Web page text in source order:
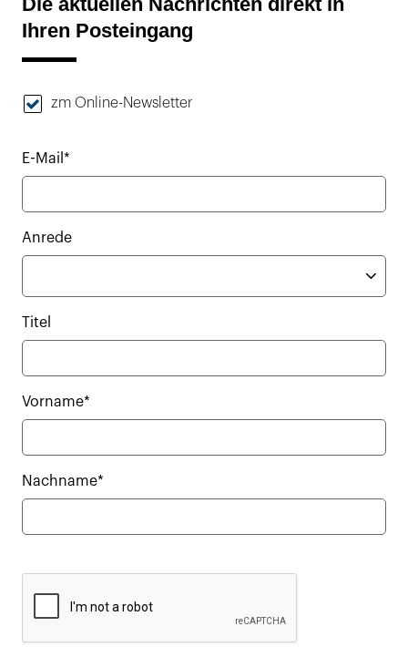
Ihren Posteingang
zm Online-Newsletter
E-Mail*
Anrede
Titel
Vorname*
Nachname*